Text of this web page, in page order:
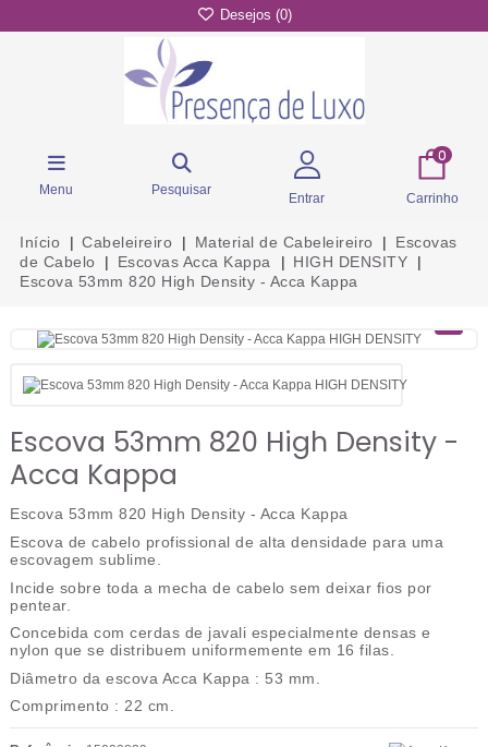
Desejos (0)
Menu Pesquisar
Entrar
0
Carrinho
Início Cabeleireiro Material de Cabeleireiro
Escovas
de Cabelo
Escovas Acca Kappa
HIGH DENSITY
Escova 53mm 820 High Density - Acca Kappa
Escova 53mm 820 High Density -
Acca Kappa
Escova 53mm 820 High Density - Acca Kappa
Escova de cabelo profissional de alta densidade para uma
escovagem sublime.
Incide sobre toda a mecha de cabelo sem deixar fios por
pentear.
Concebida com cerdas de javali especialmente densas e
nylon que se distribuem uniformemente em 16 filas
Diâmetro da escova Acca Kappa : 53 mm.
Comprimento : 22 cm.